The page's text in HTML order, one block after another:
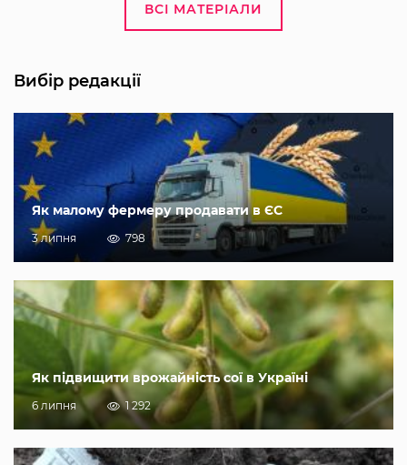
ВСІ МАТЕРІАЛИ
Вибір редакції
Як малому фермеру продавати в ЄС
3 липня 798
Як підвищити врожайність сої в Україні
6 липня 1 292